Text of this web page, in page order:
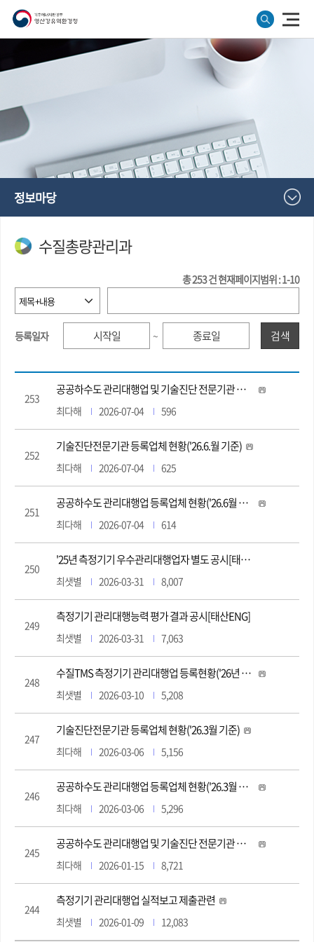
정보마당
수질총량관리과
총253건현재페이지범위 : 1-10
등록일자 ~ 검색
253
공공하수도 관리대행업 및 기술진단 전문기관 변경신고 관련 서식(근무확인서, 개인정보이용동의서)
최다해 2026-07-04 596
252
기술진단전문기관 등록업체 현황('26.6.월 기준)
최다해 2026-07-04 625
251
공공하수도 관리대행업 등록업체 현황('26.6월 기준)
최다해 2026-07-04 614
250
'25년 측정기기 우수관리대행업자 별도 공시[태산ENG]
최샛별 2026-03-31 8,007
249
측정기기 관리대행능력 평가 결과 공시[태산ENG]
최샛별 2026-03-31 7,063
248
수질TMS 측정기기 관리대행업 등록현황('26년 3월 기준)
최샛별 2026-03-10 5,208
247
기술진단전문기관 등록업체 현황('26.3월 기준)
최다해 2026-03-06 5,156
246
공공하수도 관리대행업 등록업체 현황('26.3월 기준)
최다해 2026-03-06 5,296
245
공공하수도 관리대행업 및 기술진단 전문기관 실적보고 제출 안내('26.1.30.(금))
최다해 2026-01-15 8,721
244
측정기기 관리대행업 실적보고 제출관련
최샛별 2026-01-09 12,083